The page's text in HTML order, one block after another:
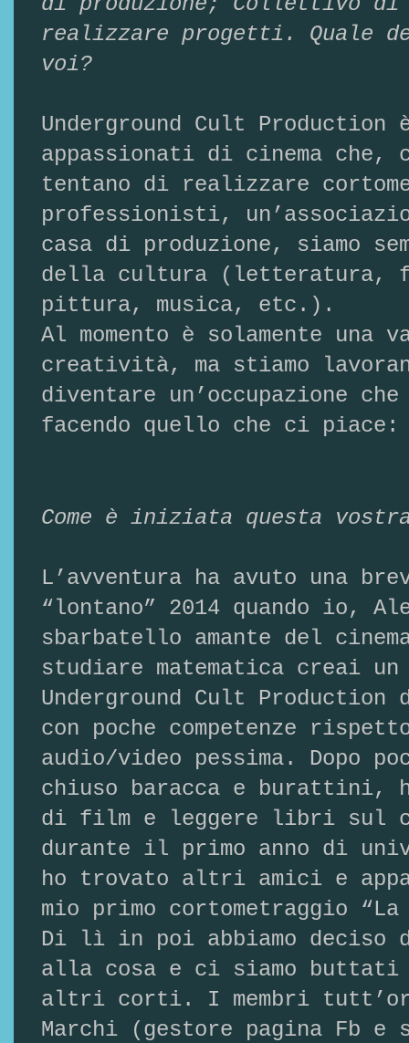
realizzare progetti. Quale
voi?
Underground Cult
appassionati di cinema che,
tentano di realizzare
professionisti,
casa di produzione, siamo
della cultura (letteratura,
pittura, musica, etc.).
Al momento è solamente
creatività, ma stiamo
diventare un’occupazione
facendo quello che ci
Come è iniziata questa
L’avventura ha avuto una
“lontano” 2014 quando io,
sbarbatello amante del
studiare matematica creai un
Underground Cult
con poche competenze
audio/video pessima. Dopo
chiuso baracca e burattini,
di film e leggere libri sul
durante il primo anno di
ho trovato altri amici e
mio primo cortometraggio
Di lì in poi abbiamo deciso
alla cosa e ci siamo
altri corti. I membri
Marchi (gestore pagina Fb e